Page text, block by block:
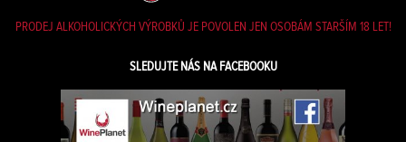
PRODEJ ALKOHOLICKÝCH VÝROBKŮ JE POVOLEN JEN OSOBÁM STARŠÍM 18 LET!
SLEDUJTE NÁS NA FACEBOOKU